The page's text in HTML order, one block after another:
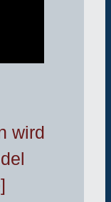
wird